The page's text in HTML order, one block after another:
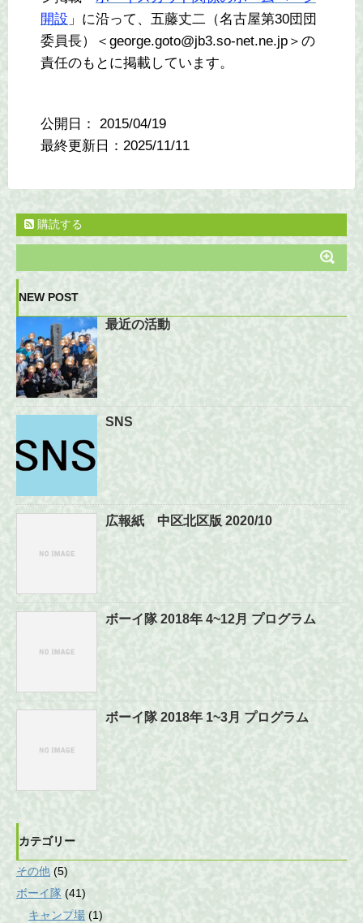
開設 」に沿って、五藤丈二（名古屋第30団団
委員長）＜george.goto@jb3.so-net.ne.jp＞の
責任のもとに掲載しています。
公開日： 2015/04/19
最終更新日：2025/11/11
購読する
NEW POST
最近の活動
SNS
広報紙 中区北区版 2020/10
ボーイ隊 2018年 4~12月 プログラム
ボーイ隊 2018年 1~3月 プログラム
カテゴリー
その他 (5)
ボーイ隊 (41)
キャンプ場 (1)